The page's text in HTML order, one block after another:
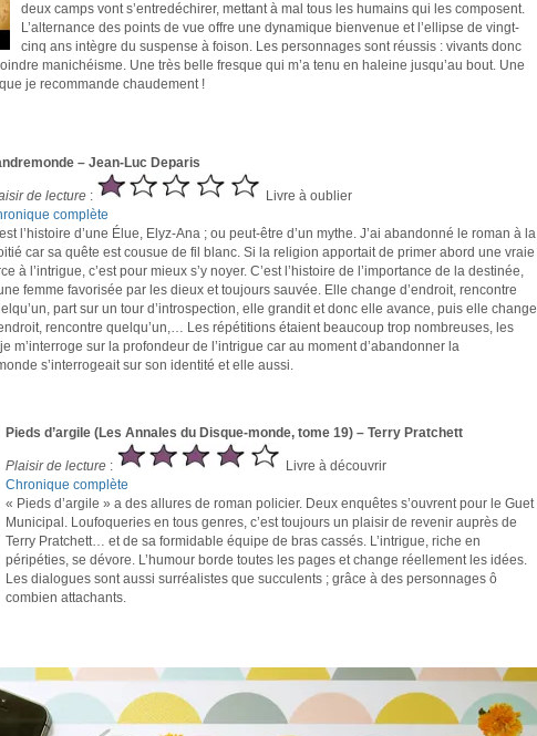
deux camps vont s’entredéchirer, mettant à mal tous les humains qui les composent.
L’alternance des points de vue offre une dynamique bienvenue et l’ellipse de vingt-
cinq ans intègre du suspense à foison. Les personnages sont réussis : vivants donc
manichéisme. Une très belle fresque qui m’a tenu en haleine jusqu’au bout. Une
je recommande chaudement !
– Jean-Luc Deparis
de lecture :
Livre à oublier
complète
l’histoire d’une Élue, Elyz-Ana ; ou peut-être d’un mythe. J’ai abandonné le roman à la
car sa quête est cousue de fil blanc. Si la religion apportait de primer abord une vraie
à l’intrigue, c’est pour mieux s’y noyer. C’est l’histoire de l’importance de la destinée,
femme favorisée par les dieux et toujours sauvée. Elle change d’endroit, rencontre
part sur un tour d’introspection, elle grandit et donc elle avance, puis elle change
rencontre quelqu’un,… Les répétitions étaient beaucoup trop nombreuses, les
m’interroge sur la profondeur de l’intrigue car au moment d’abandonner la
s’interrogeait sur son identité et elle aussi.
Pieds d’argile (Les Annales du Disque-monde, tome 19) – Terry Pratchett
Plaisir de lecture :
Livre à découvrir
Chronique complète
« Pieds d’argile » a des allures de roman policier. Deux enquêtes s’ouvrent pour le Guet
Municipal. Loufoqueries en tous genres, c’est toujours un plaisir de revenir auprès de
Terry Pratchett… et de sa formidable équipe de bras cassés. L’intrigue, riche en
péripéties, se dévore. L’humour borde toutes les pages et change réellement les idées.
Les dialogues sont aussi surréalistes que succulents ; grâce à des personnages ô
combien attachants.